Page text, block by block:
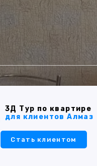
3Д Тур по квартире
для клиентов Алмаз
Стать клиентом